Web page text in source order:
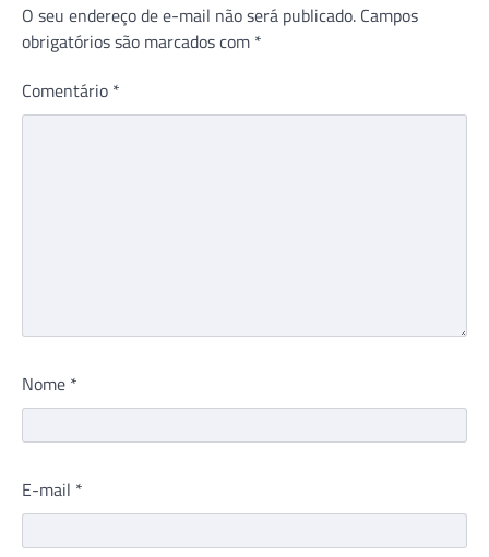
O seu endereço de e-mail não será publicado. Campos
obrigatórios são marcados com *
Comentário *
Nome *
E-mail *